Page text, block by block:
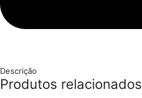
Descrição
Produtos relacionados